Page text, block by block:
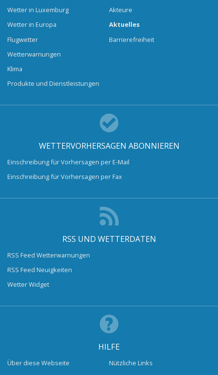
Wetter in Luxemburg
Wetter in Europa
Flugwetter
Wetterwarnungen
Klima
Produkte und Dienstleistungen
Akteure
Aktuelles
Barrierefreiheit
WETTERVORHERSAGEN ABONNIEREN
Einschreibung für Vorhersagen per E-Mail
Einschreibung für Vorhersagen per Fax
RSS UND WETTERDATEN
RSS Feed Wetterwarnungen
RSS Feed Neuigkeiten
Wetter Widget
HILFE
Über diese Webseite
Nützliche Links